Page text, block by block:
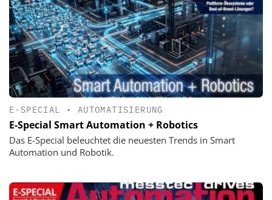
E-SPECIAL • AUTOMATISIERUNG
E-Special Smart Automation + Robotics
Das E-Special beleuchtet die neuesten Trends in Smart
Automation und Robotik.